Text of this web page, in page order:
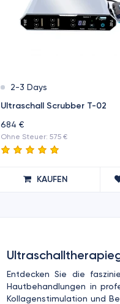
2-3 Days
Ultraschall Scrubber T-02
684 €
Ohne Steuer: 575 €
KAUFEN
Entdecken Sie die
Hautbehandlungen in
Kollagenstimulation und